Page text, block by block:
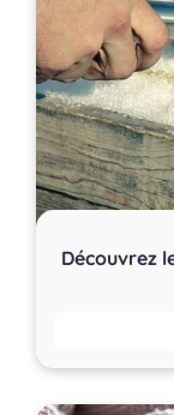
Découvrez